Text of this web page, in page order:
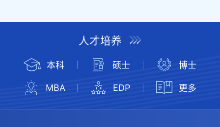
人才培养
本科 硕士 博士
MBA EDP 更多